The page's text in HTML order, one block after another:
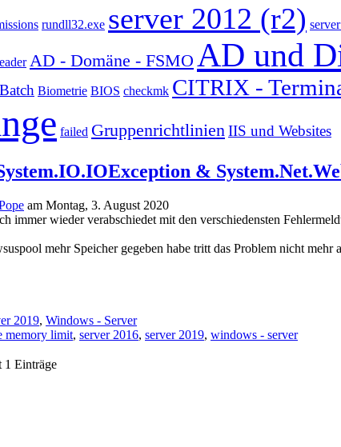
rundll32.exe server 2012 (r2)
AD - Domäne - FSMO AD und
Batch Biometrie BIOS checkmk CITRIX -
failed Gruppenrichtlinien IIS und Websites
&
am Montag, 3. August 2020
immer wieder verabschiedet mit den verschiedensten
mehr Speicher gegeben habe tritt das Problem nicht
2019, Windows - Server
memory limit, server 2016, server 2019, windows - server
1 Einträge